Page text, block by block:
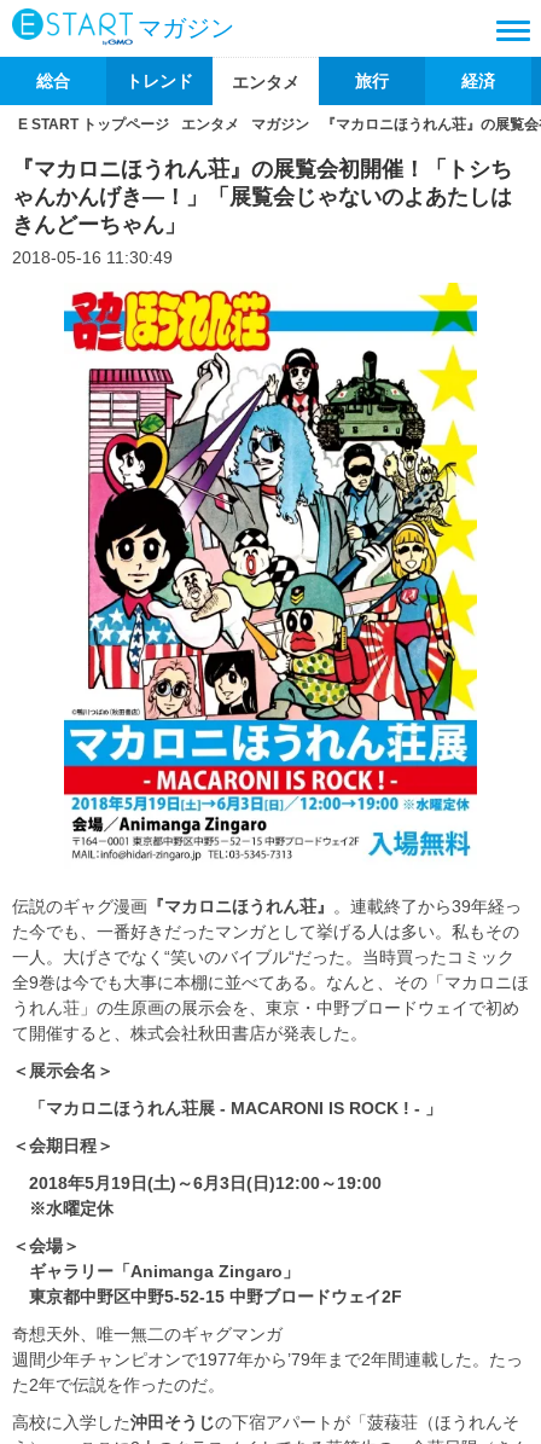
マガジン
総合 トレンド エンタメ 旅行 経済
E START トップページ エンタメ マガジン 『マカロニほうれん荘』の展覧
『マカロニほうれん荘』の展覧会初開催！「トシち
ゃんかんげき―！」「展覧会じゃないのよあたしは
きんどーちゃん」
2018-05-16 11:30:49
伝説のギャグ漫画 『マカロニほうれん荘』
。連載終了から39年経っ
た今でも、一番好きだったマンガとして挙げる人は多い。私もその
一人。大げさでなく“笑いのバイブル“だった。当時買ったコミック
全9巻は今でも大事に本棚に並べてある。なんと、その「マカロニほ
うれん荘」の生原画の展示会を、東京・中野ブロードウェイで初め
て開催すると、株式会社秋田書店が発表した。
＜展示会名＞
「マカロニほうれん荘展 - MACARONI IS ROCK ! - 」
＜会期日程＞
2018年5月19日(土)～6月3日(日)12:00～19:00
※水曜定休
＜会場＞
ギャラリー「Animanga Zingaro」
東京都中野区中野5-52-15 中野ブロードウェイ2F
奇想天外、唯一無二のギャグマンガ
週間少年チャンピオンで1977年から’79年まで2年間連載した。たっ
た2年で伝説を作ったのだ。
高校に入学した沖田そうじの下宿アパートが「菠薐荘（ほうれんそ